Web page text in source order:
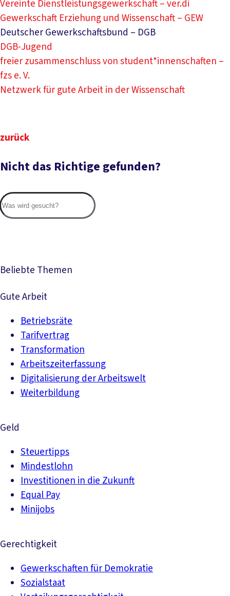
Vereinte Dienstleistungsgewerkschaft – ver.di
Gewerkschaft Erziehung und Wissenschaft – GEW
Deutscher Gewerkschaftsbund – DGB
DGB-Jugend
freier zusammenschluss von student*innenschaften –
fzs e. V.
Netzwerk für gute Arbeit in der Wissenschaft
zurück
Nicht das Richtige gefunden?
Beliebte Themen
Gute Arbeit
Betriebsräte
Tarifvertrag
Transformation
Arbeitszeiterfassung
Digitalisierung der Arbeitswelt
Weiterbildung
Geld
Steuertipps
Mindestlohn
Investitionen in die Zukunft
Equal Pay
Minijobs
Gerechtigkeit
Gewerkschaften für Demokratie
Sozialstaat